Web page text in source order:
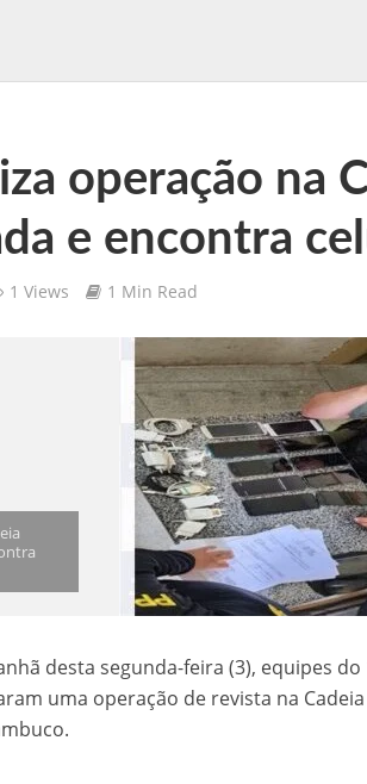
Twin lança torneio semanal “Mestres das Rodadas”
Ribeiro celebra chegada de sementes e
as vagas de emprego disponíveis nesta terça-
Santa Cruz da Baixa Verde é contemplada com seis
PRF resgata 132 aves silvestres na BR-407, em
Comunicamos o falecimento de Paulinho Mototaxi
operação na
e encontra
1 Views 1 Min Read
desta segunda-feira (3), equipes
uma operação de revista na